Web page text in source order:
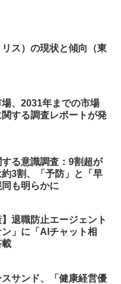
ス）の現状と傾向（東
、2031年までの市場
する調査レポートが発
る意識調査：9割超が
3割、「予防」と「早
も明らかに
】退職防止エージェント
ン」に「AIチャット相
サンド、「健康経営優